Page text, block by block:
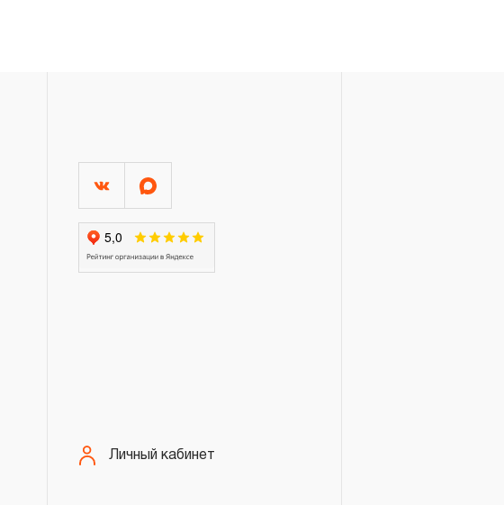
в своей конструкции КИНЕМАТИЧЕСКУЮ
понятие «ограниченной
сроком эксплуатации, связанным с
и определен в 12-15 месяцев
при реализации продукции на
Личный кабинет